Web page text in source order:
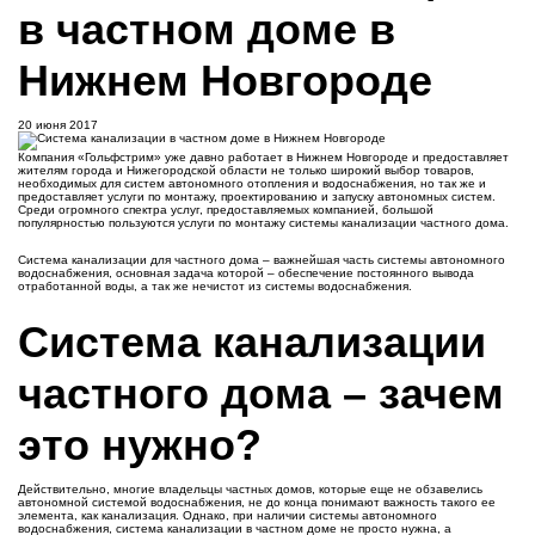
в частном доме в
Нижнем Новгороде
20 июня 2017
Компания «Гольфстрим» уже давно работает в Нижнем Новгороде и предоставляет
жителям города и Нижегородской области не только широкий выбор товаров,
необходимых для систем автономного отопления и водоснабжения, но так же и
предоставляет услуги по монтажу, проектированию и запуску автономных систем.
Среди огромного спектра услуг, предоставляемых компанией, большой
популярностью пользуются услуги по монтажу системы канализации частного дома.
Система канализации для частного дома – важнейшая часть системы автономного
водоснабжения, основная задача которой – обеспечение постоянного вывода
отработанной воды, а так же нечистот из системы водоснабжения.
Система канализации
частного дома – зачем
это нужно?
Действительно, многие владельцы частных домов, которые еще не обзавелись
автономной системой водоснабжения, не до конца понимают важность такого ее
элемента, как канализация. Однако, при наличии системы автономного
водоснабжения, система канализации в частном доме не просто нужна, а